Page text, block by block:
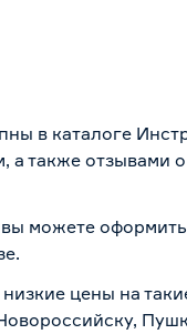
в каталоге
также отзывами
можете
.
цены на